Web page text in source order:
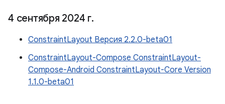
4 сентября 2024 г.
ConstraintLayout Версия 2.2.0-beta01
ConstraintLayout-Compose ConstraintLayout-
Compose-Android ConstraintLayout-Core Version
1.1.0-beta01